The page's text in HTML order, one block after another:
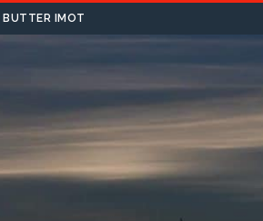
BUTTER IMOT